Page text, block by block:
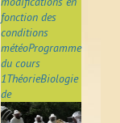
fonction des
conditions
météoProgramme
du cours
1ThéorieBiologie
de